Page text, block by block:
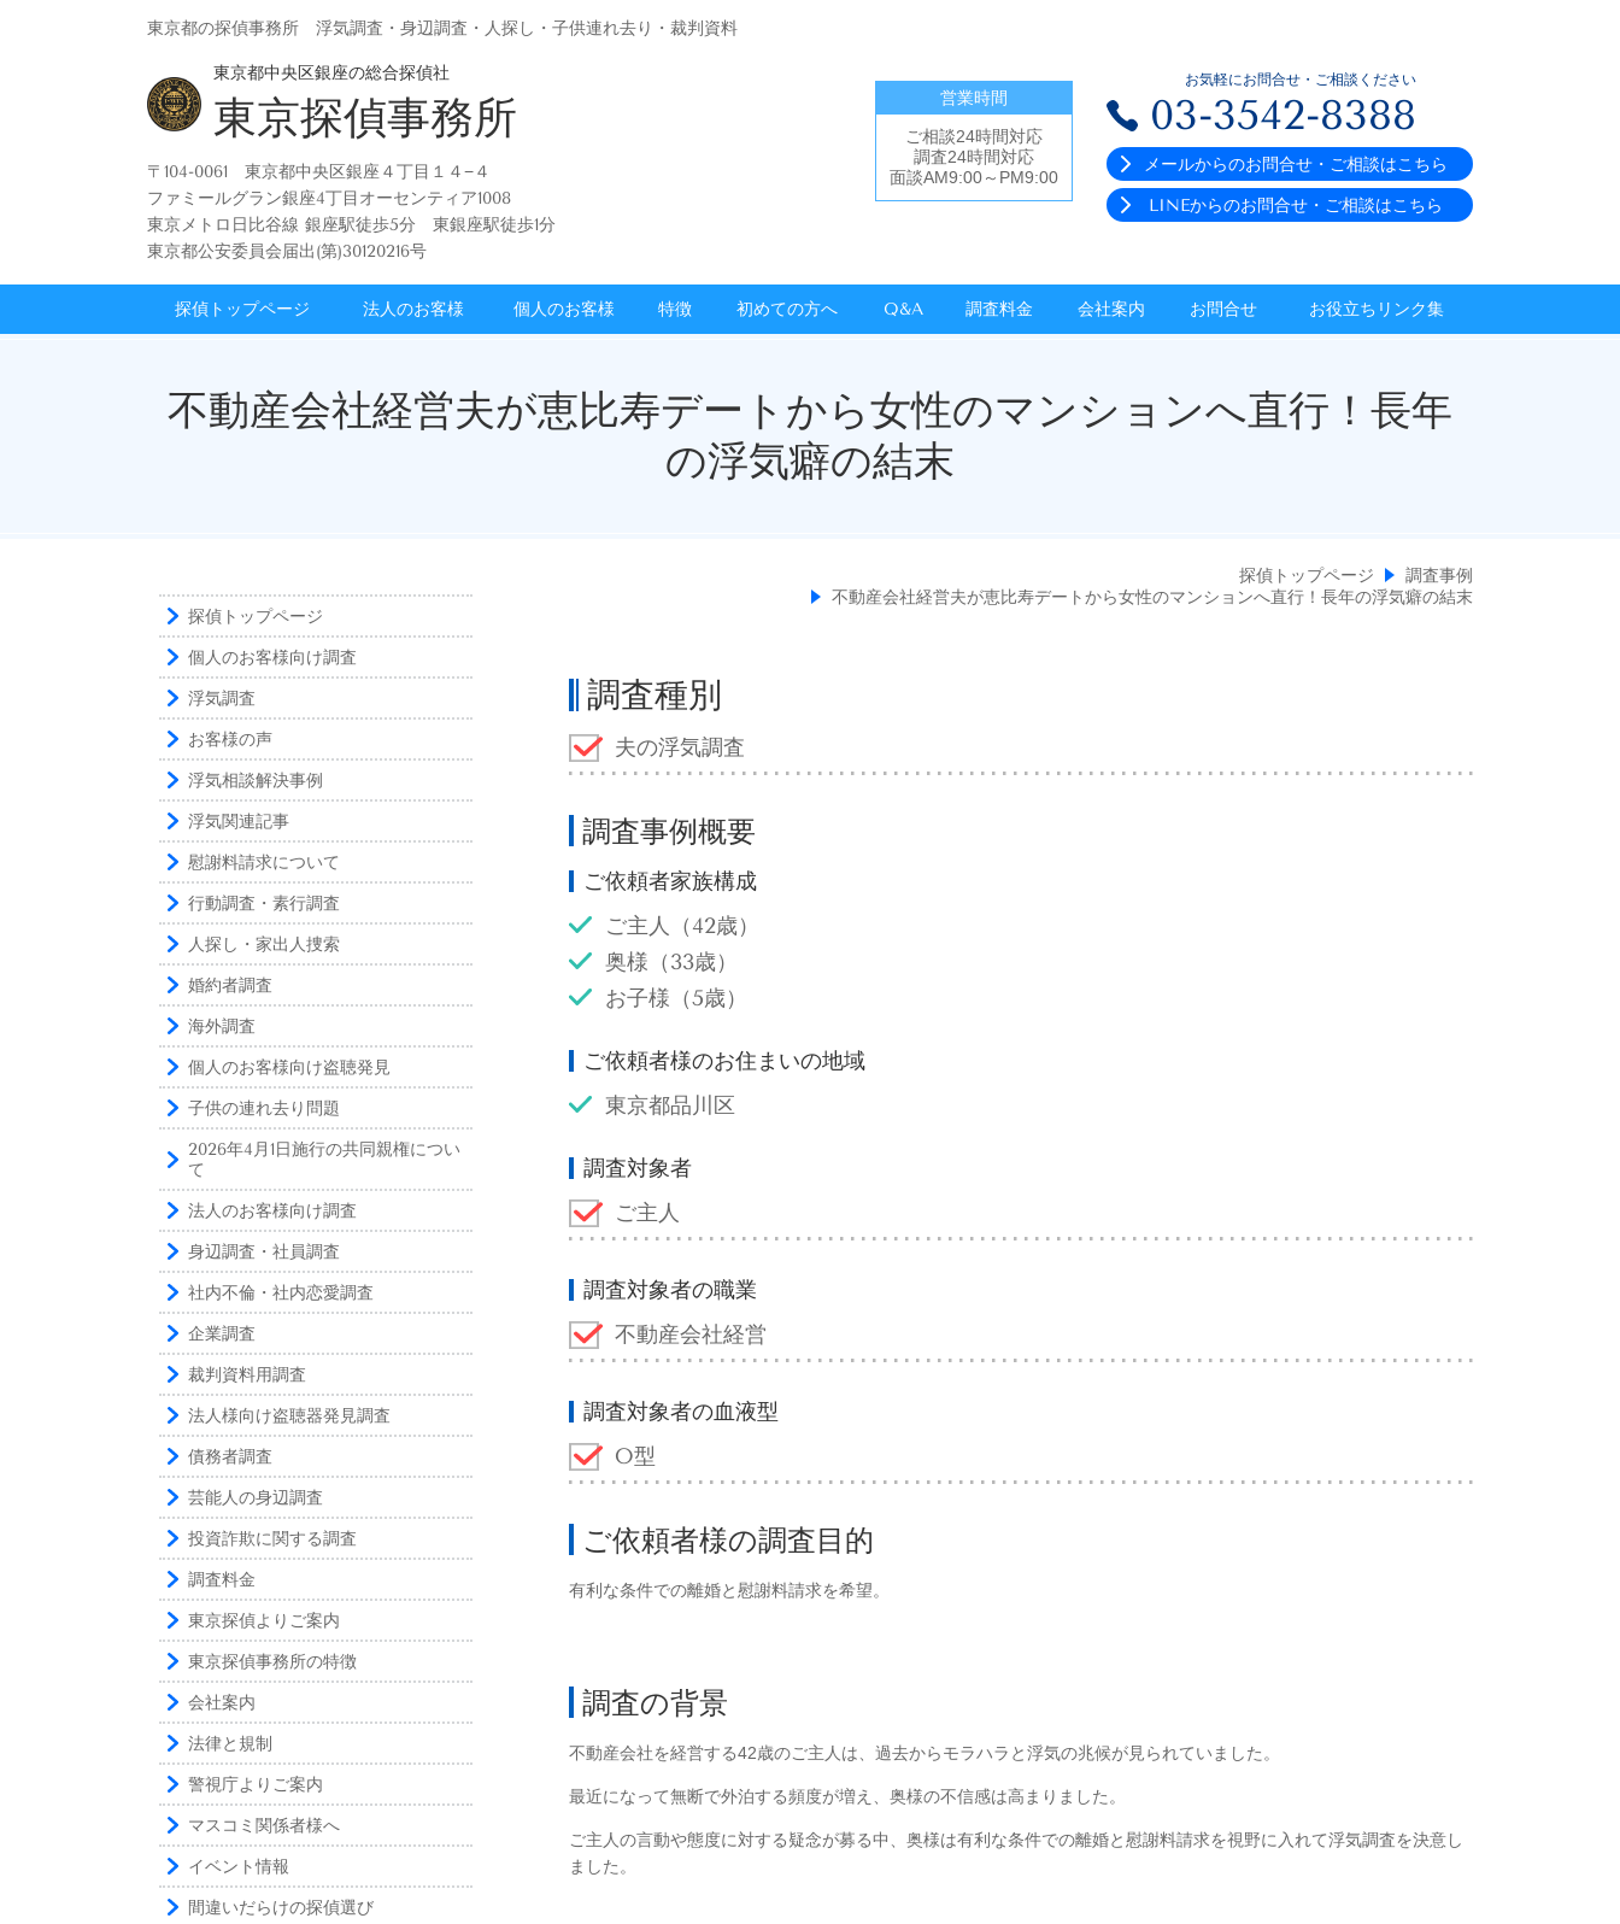
東京都の探偵事務所 浮気調査・身辺調査・人探し・子供連れ去り・裁判資料
東京都中央区銀座の総合探偵社
東京探偵事務所
〒104-0061 東京都中央区銀座４丁目１４−４
ファミールグラン銀座4丁目オーセンティア1008
東京メトロ日比谷線 銀座駅徒歩5分 東銀座駅徒歩1分
東京都公安委員会届出(第)30120216号
営業時間
ご相談24時間対応
調査24時間対応
面談AM9:00～PM9:00
お気軽にお問合せ・ご相談ください
03-3542-8388
メールからのお問合せ・ご相談はこちら
LINEからのお問合せ・ご相談はこちら
探偵トップページ 法人のお客様 個人のお客様 特徴 初めての方へ Q&A 調査料金 会社案内 お問合せ お役立ちリンク集
不動産会社経営夫が恵比寿デートから女性のマンションへ直行！長年
の浮気癖の結末
探偵トップページ
調査事例
不動産会社経営夫が恵比寿デートから女性のマンションへ直行！長年の浮気癖の結末
調査種別
夫の浮気調査
調査事例概要
ご依頼者家族構成
ご主人（42歳）
奥様（33歳）
お子様（5歳）
ご依頼者様のお住まいの地域
東京都品川区
調査対象者
ご主人
調査対象者の職業
不動産会社経営
調査対象者の血液型
O型
ご依頼者様の調査目的
有利な条件での離婚と慰謝料請求を希望。
調査の背景
不動産会社を経営する42歳のご主人は、過去からモラハラと浮気の兆候が見られていました。
最近になって無断で外泊する頻度が増え、奥様の不信感は高まりました。
ご主人の言動や態度に対する疑念が募る中、奥様は有利な条件での離婚と慰謝料請求を視野に入れて浮気調査を決意し
ました。
探偵トップページ
個人のお客様向け調査
浮気調査
お客様の声
浮気相談解決事例
浮気関連記事
慰謝料請求について
行動調査・素行調査
人探し・家出人捜索
婚約者調査
海外調査
個人のお客様向け盗聴発見
子供の連れ去り問題
2026年4月1日施行の共同親権につい
て
法人のお客様向け調査
身辺調査・社員調査
社内不倫・社内恋愛調査
企業調査
裁判資料用調査
法人様向け盗聴器発見調査
債務者調査
芸能人の身辺調査
投資詐欺に関する調査
調査料金
東京探偵よりご案内
東京探偵事務所の特徴
会社案内
法律と規制
警視庁よりご案内
マスコミ関係者様へ
イベント情報
間違いだらけの探偵選び